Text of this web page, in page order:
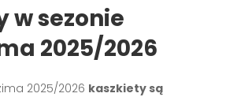
w sezonie
2025/2026
2025/2026 kaszkiety są